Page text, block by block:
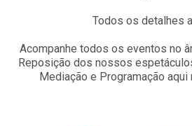
Todos os detalhes
Acompanhe todos os eventos no
Reposição dos nossos
Mediação e Programação aqui